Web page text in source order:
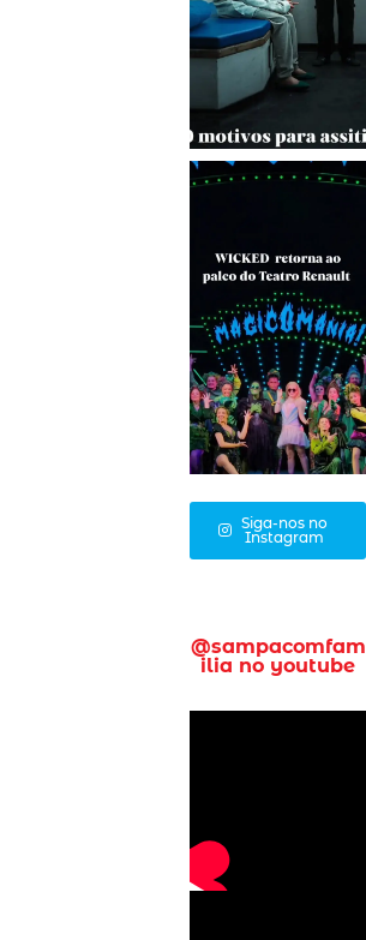
Siga-nos no
Instagram
@sampacomfam
ilia no youtube